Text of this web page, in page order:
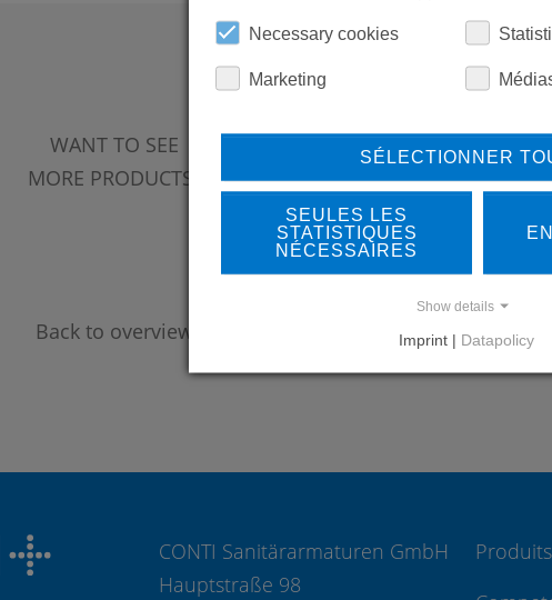
WANT TO SEE
MORE PRODUCTS?
Back to overview
LEARN MORE
OUR REFERENCES
REFERENCES
CONTI Sanitärarmaturen GmbH
Hauptstraße 98
Produits
Necessary cookies
Marketing
SÉLECTIONNER
SEULES LES
STATISTIQUES
NÉCESSAIRES
Show details
Imprint | Datapolicy